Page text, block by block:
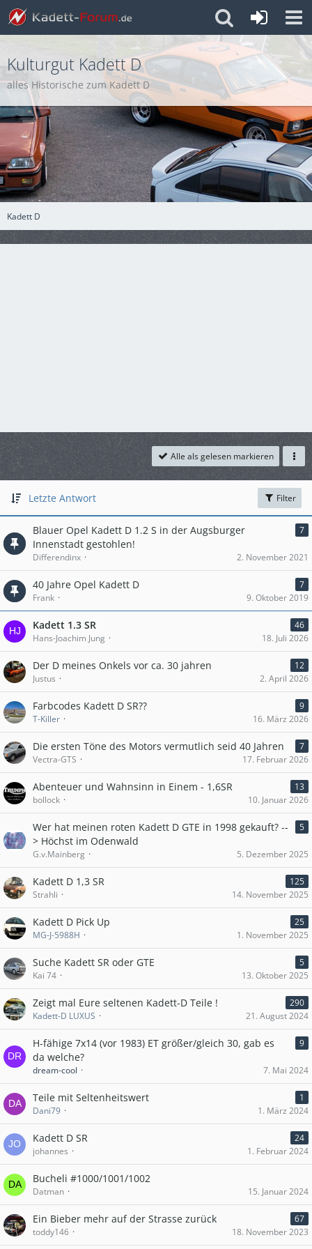
Kadett D
Kulturgut Kadett D
alles Historische zum Kadett D
Alle als gelesen markieren
Letzte Antwort Filter
Blauer Opel Kadett D 1.2 S in der Augsburger
Innenstadt gestohlen!
7
Differendinx 2. November 2021
40 Jahre Opel Kadett D
7
Frank
9. Oktober 2019
Kadett 1.3 SR
46
Hans-Joachim Jung
18. Juli 2026
Der D meines Onkels vor ca. 30 jahren
12
Justus
2. April 2026
Farbcodes Kadett D SR??
9
T-Killer
16. März 2026
Die ersten Töne des Motors vermutlich seid 40 Jahren
7
Vectra-GTS
17. Februar 2026
Abenteuer und Wahnsinn in Einem - 1,6SR
13
bollock
10. Januar 2026
Wer hat meinen roten Kadett D GTE in 1998 gekauft? --
> Höchst im Odenwald
5
G.v.Mainberg 5. Dezember 2025
Kadett D 1,3 SR
125
Strahli
14. November 2025
Kadett D Pick Up
25
MG-J-5988H
1. November 2025
Suche Kadett SR oder GTE
5
Kai 74
13. Oktober 2025
Zeigt mal Eure seltenen Kadett-D Teile !
290
Kadett-D LUXUS
21. August 2024
H-fähige 7x14 (vor 1983) ET größer/gleich 30, gab es
da welche?
9
dream-cool 7. Mai 2024
Teile mit Seltenheitswert
1
Dani79
1. März 2024
Kadett D SR
24
johannes
1. Februar 2024
Bucheli #1000/1001/1002
Datman 15. Januar 2024
Ein Bieber mehr auf der Strasse zurück
67
toddy146
18. November 2023